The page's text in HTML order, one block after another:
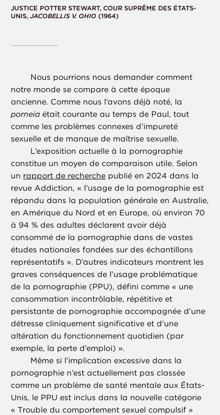
JUSTICE POTTER STEWART, COUR SUPRÊME DES ÉTATS-
UNIS,JACOBELLIS V. OHIO (1964)
Nous pourrions nous demander comment
notre monde se compare à cette époque
ancienne. Comme nous l’avons déjà noté, la
porneia était courante au temps de Paul, tout
comme les problèmes connexes d’impureté
sexuelle et de manque de maîtrise sexuelle.
L’exposition actuelle à la pornographie
constitue un moyen de comparaison utile. Selon
un rapport de recherche publié en 2024 dans la
revue Addiction, « l’usage de la pornographie est
répandu dans la population générale en Australie,
en Amérique du Nord et en Europe, où environ 70
à 94 % des adultes déclarent avoir déjà
consommé de la pornographie dans de vastes
études nationales fondées sur des échantillons
représentatifs ». D’autres indicateurs montrent les
graves conséquences de l’usage problématique
de la pornographie (PPU), défini comme « une
consommation incontrôlable, répétitive et
persistante de pornographie accompagnée d’une
détresse cliniquement significative et d’une
altération du fonctionnement quotidien (par
exemple, la perte d’emploi) ».
Même si l’implication excessive dans la
pornographie n’est actuellement pas classée
comme un problème de santé mentale aux États-
Unis, le PPU est inclus dans la nouvelle catégorie
« Trouble du comportement sexuel compulsif »